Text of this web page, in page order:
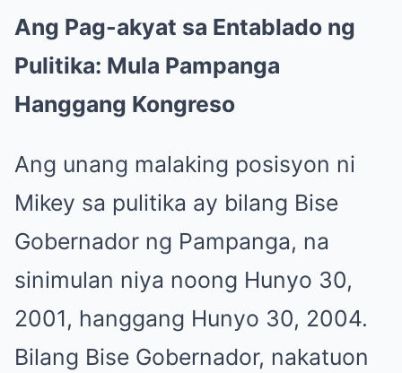
Ang Pag-akyat sa Entablado ng
Pulitika: Mula Pampanga
Hanggang Kongreso
Ang unang malaking posisyon ni
Mikey sa pulitika ay bilang Bise
Gobernador ng Pampanga, na
sinimulan niya noong Hunyo 30,
2001, hanggang Hunyo 30, 2004.
Bilang Bise Gobernador, nakatuon